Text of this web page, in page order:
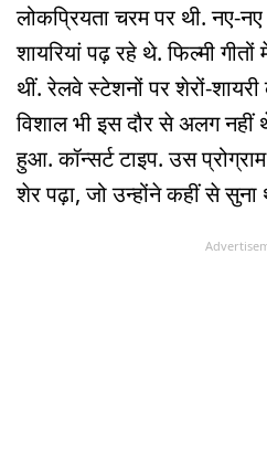
लोकप्रियता चरम पर थी. नए-
शायरियां पढ़ रहे थे. फिल्मी
थीं. रेलवे स्टेशनों पर शेरों-शायरी
विशाल भी इस दौर से अलग
हुआ. कॉन्सर्ट टाइप. उस
शेर पढ़ा, जो उन्होंने कहीं से सुना